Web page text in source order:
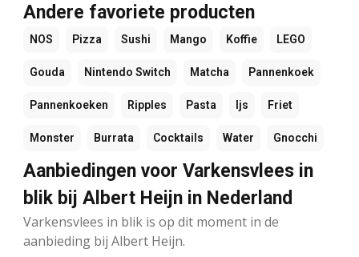
Andere favoriete producten
NOS Pizza Sushi Mango Koffie LEGO
Gouda Nintendo Switch Matcha Pannenkoek
Pannenkoeken Ripples Pasta Ijs Friet
Monster Burrata Cocktails Water Gnocchi
Aanbiedingen voor Varkensvlees in
blik bij Albert Heijn in Nederland
Varkensvlees in blik is op dit moment in de
aanbieding bij Albert Heijn.